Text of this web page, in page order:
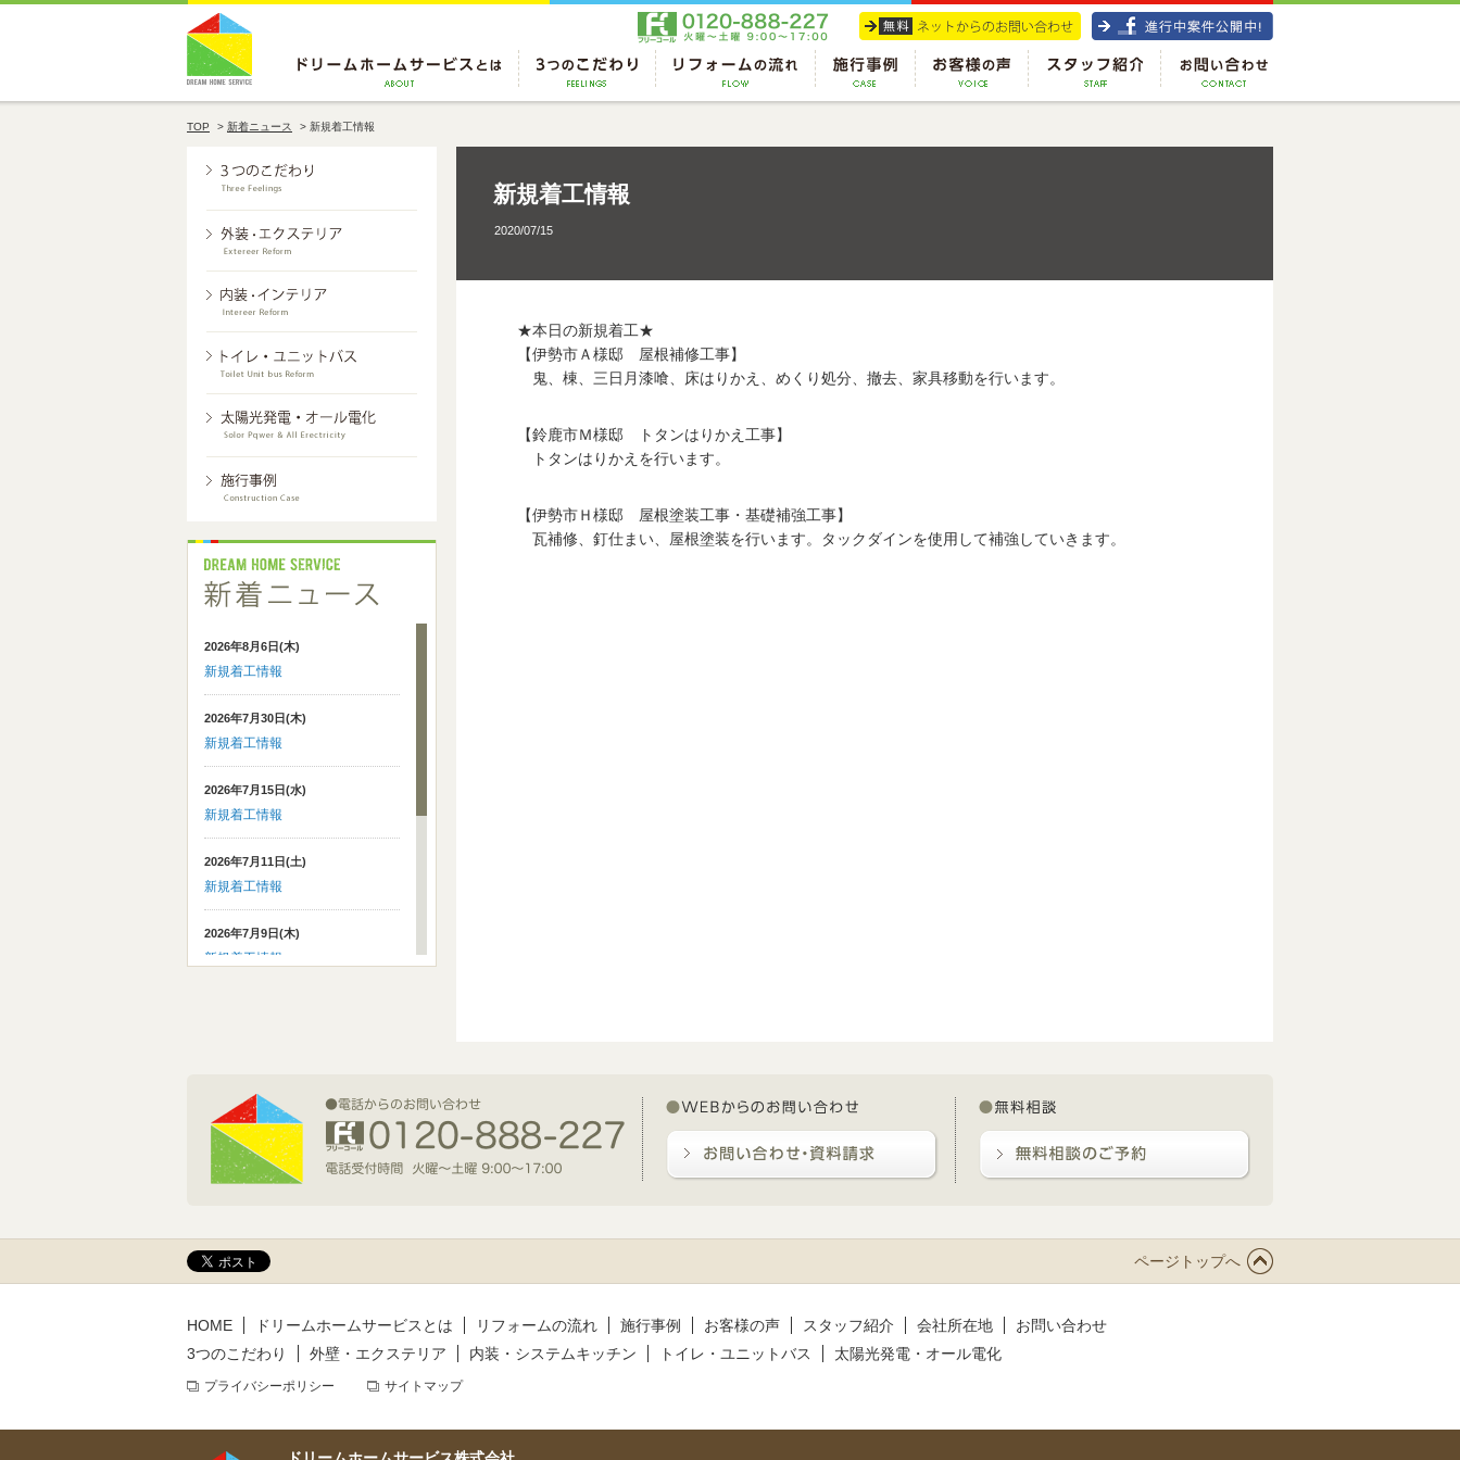
TOP > 新着ニュース > 新規着工情報
2026年8月6日(木)
新規着工情報
2026年7月30日(木)
新規着工情報
2026年7月15日(水)
新規着工情報
2026年7月11日(土)
新規着工情報
2026年7月9日(木)
新規着工情報
新規着工情報
2026年5月14日(木)
新規着工情報
新規着工情報
2020/07/15
★本日の新規着工★
【伊勢市Ａ様邸 屋根補修工事】
鬼、棟、三日月漆喰、床はりかえ、めくり処分、撤去、家具移動を行います。
【鈴鹿市Ｍ様邸 トタンはりかえ工事】
トタンはりかえを行います。
【伊勢市Ｈ様邸 屋根塗装工事・基礎補強工事】
瓦補修、釘仕まい、屋根塗装を行います。タックダインを使用して補強していきます。
ページトップへ
HOME ドリームホームサービスとは リフォームの流れ 施行事例 お客様の声 スタッフ紹介 会社所在地
お問い合わせ
3つのこだわり
外壁・エクステリア 内装・システムキッチン トイレ・ユニットバス 太陽光発電・オール電化
プライバシーポリシー サイトマップ